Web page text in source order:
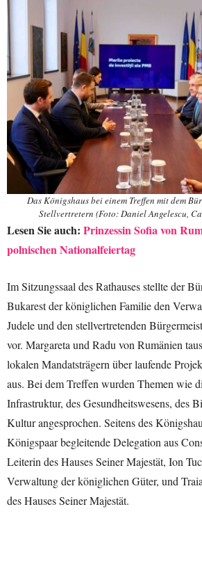
Das Königshaus bei einem Treffen mit dem
Stellvertretern (Foto: Daniel Angelescu,
Lesen Sie auch: Prinzessin Sofia von
polnischen Nationalfeiertag
Im Sitzungssaal des Rathauses stellte der
Bukarest der königlichen Familie den
Judele und den stellvertretenden
vor. Margareta und Radu von Rumänien
lokalen Mandatsträgern über laufende
aus. Bei dem Treffen wurden Themen wie
Infrastruktur, des Gesundheitswesens, des
Kultur angesprochen. Seitens des
Königspaar begleitende Delegation aus
Leiterin des Hauses Seiner Majestät, Ion
Verwaltung der königlichen Güter, und
des Hauses Seiner Majestät.